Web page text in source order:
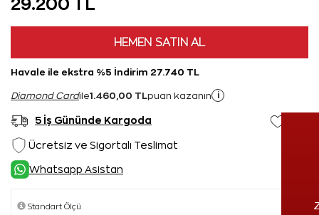
29.200 TL
HEMEN SATIN AL
Havale ile ekstra %5 İndirim 27.740 TL
Diamond Cardile1.460,00 TL puan kazanın i
5 İş Gününde Kargoda
Ücretsiz ve Sigortalı Teslimat
Whatsapp Asistan